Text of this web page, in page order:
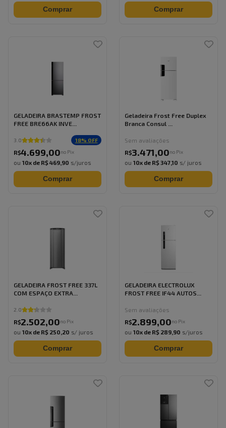
Comprar Comprar
GELADEIRA BRASTEMP FROST
FREE BRE66AK INVE...
3.0 18% OFF
R$4.699,00no Pix
ou 10x de R$ 469,90 s/juros
Comprar
Geladeira Frost Free Duplex
Branca Consul ...
Sem avaliações
R$3.471,00no Pix
ou 10x de R$ 347,10 s/ juros
Comprar
GELADEIRA FROST FREE 337L
COM ESPAÇO EXTRA...
2.0
R$2.502,00no Pix
ou 10x de R$ 250,20 s/ juros
Comprar
GELADEIRA ELECTROLUX
FROST FREE IF44 AUTOS...
Sem avaliações
R$2.899,00no Pix
ou 10x de R$ 289,90 s/juros
Comprar